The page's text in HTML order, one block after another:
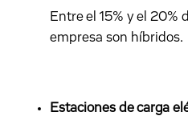
Entre el 15% y el 20%
empresa son híbridos.
Estaciones de carga